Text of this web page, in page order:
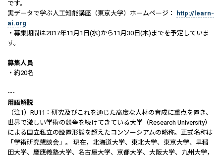
です。
実データで学ぶ人工知能講座（東京大学）ホームページ：
http://learn-
ai.org
・募集期間は2017年11月1日(水)から11月30日(木)までを予定していま
す。
募集人員
・約20名
---
用語解説
（注1）RU11：研究及びこれを通じた高度な人材の育成に重点を置き、
世界で激しい学術の競争を続けてきている大学（Research University）
による国立私立の設置形態を超えたコンソーシアムの略称。正式名称は
「学術研究懇談会」。 現在，北海道大学、東北大学、東京大学、早稲
田大学、慶應義塾大学、名古屋大学、京都大学、大阪大学、九州大学，